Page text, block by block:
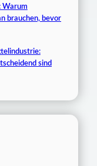
Warum
brauchen, bevor
sind